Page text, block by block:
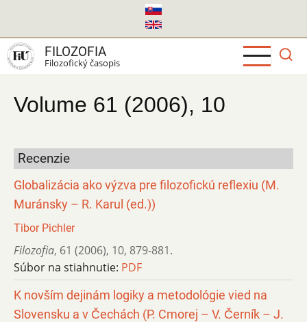
hlavný
obsah
FILOZOFIA
Filozofický časopis
Volume 61 (2006), 10
Recenzie
Globalizácia ako výzva pre filozofickú reflexiu (M.
Muránsky – R. Karul (ed.))
Tibor Pichler
Filozofia, 61 (2006), 10, 879-881.
Súbor na stiahnutie: PDF
K novším dejinám logiky a metodológie vied na
Slovensku a v Čechách (P. Cmorej – V. Černík – J.